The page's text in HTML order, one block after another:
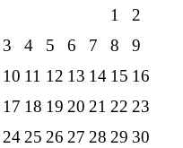
1
2
3
4 5 6 7 8
9
10 11 12 13 14 15 16
17 18 19 20 21 22 23
24 25 26 27 28 29 30